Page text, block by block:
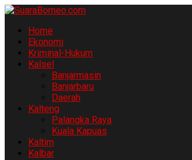
Home
Ekonomi
Kriminal-Hukum
Kalsel
Banjarmasin
Banjarbaru
Daerah
Kalteng
Palangka Raya
Kuala Kapuas
Kaltim
Kalbar